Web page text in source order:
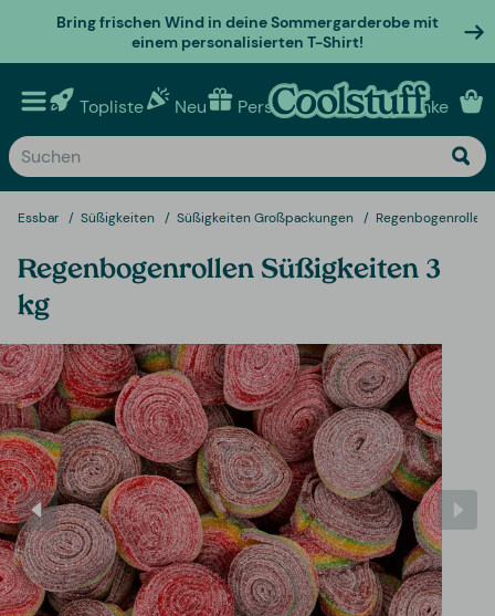
Bring frischen Wind in deine Sommergarderobe mit
einem personalisierten T-Shirt!
Topliste Neu Personalisierte geschenke
Essbar Süßigkeiten Süßigkeiten Großpackungen Regenbogenrollen
Regenbogenrollen Süßigkeiten 3
kg